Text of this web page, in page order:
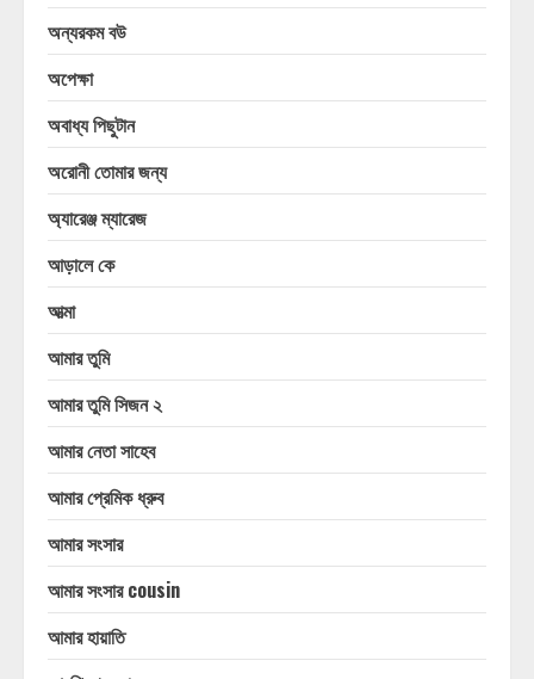
অন্যরকম বউ
অপেক্ষা
অবাধ্য পিছুটান
অরোনী তোমার জন্য
অ্যারেঞ্জ ম্যারেজ
আড়ালে কে
আত্মা
আমার তুমি
আমার তুমি সিজন ২
আমার নেতা সাহেব
আমার প্রেমিক ধ্রুব
আমার সংসার
আমার সংসার cousin
আমার হায়াতি